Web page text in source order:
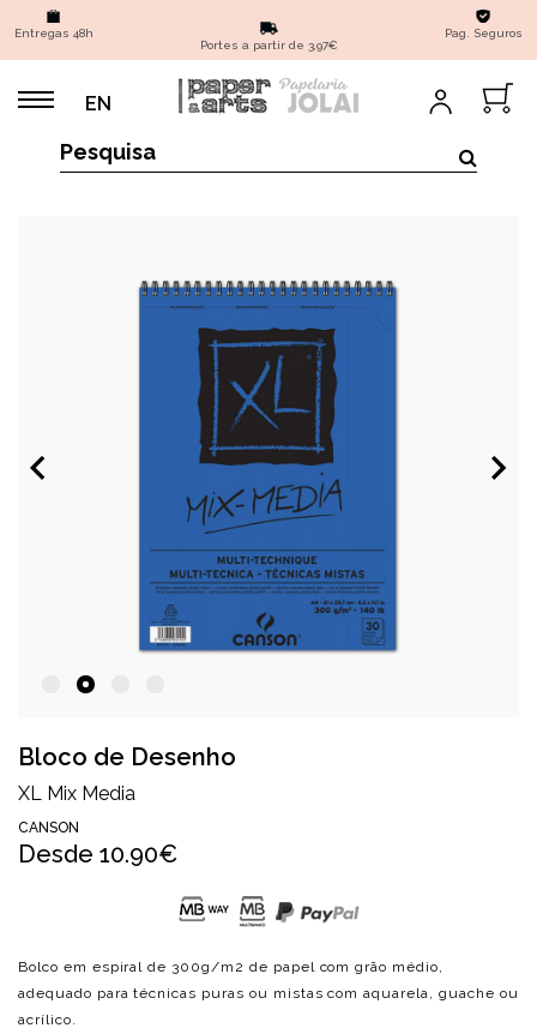
Entregas 48h
Portes a partir de 3,97€
Pag. Seguros
EN
Bloco de Desenho
XL Mix Media
CANSON
Desde 10.90€
Bolco em espiral de 300g/m2 de papel com grão médio,
adequado para técnicas puras ou mistas com aquarela, guache ou
acrílico.